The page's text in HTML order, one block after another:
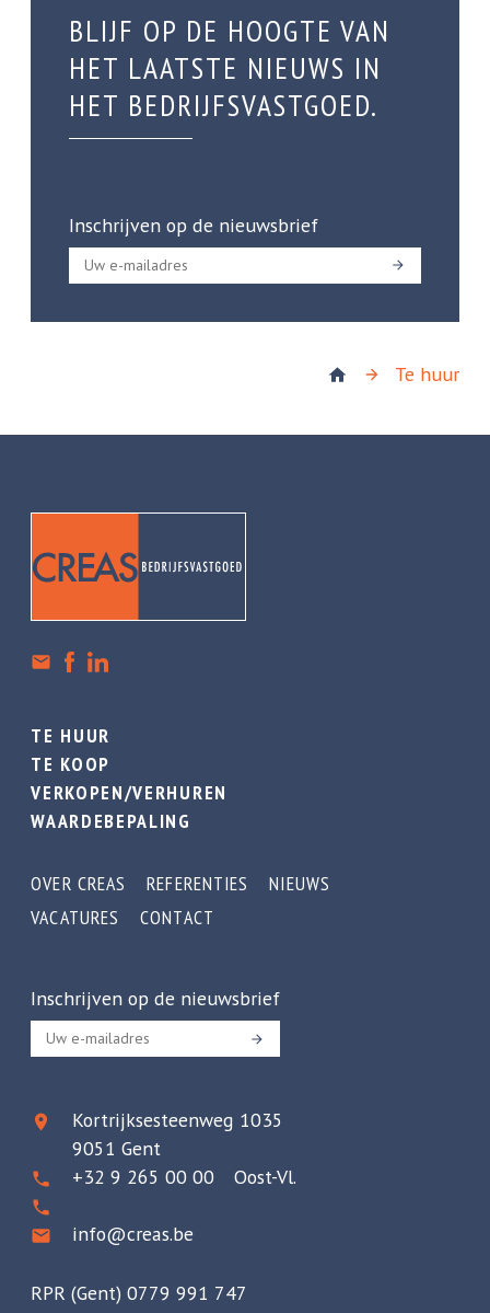
BLIJF OP DE HOOGTE VAN
HET LAATSTE NIEUWS IN
HET BEDRIJFSVASTGOED.
Inschrijven op de nieuwsbrief
Te huur
TE HUUR
TE KOOP
VERKOPEN/VERHUREN
WAARDEBEPALING
OVER CREAS REFERENTIES
NIEUWS
VACATURES
CONTACT
Inschrijven op de nieuwsbrief
Kortrijksesteenweg 1035
9051 Gent
+32 9 265 00 00 Oost-Vl.
info@creas.be
RPR (Gent) 0779 991 747